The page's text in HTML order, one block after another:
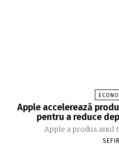
Apple accelerează
pentru a reduce
Apple a produs anul